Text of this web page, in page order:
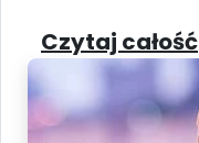
Czytaj całość